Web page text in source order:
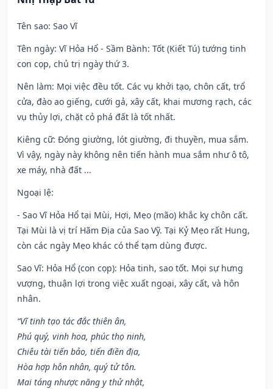
Tên sao: Sao Vĩ
Tên ngày: Vĩ Hỏa Hổ - Sầm Bành: Tốt (Kiết Tú) tướng tinh
con cọp, chủ trị ngày thứ 3.
Nên làm: Mọi việc đều tốt. Các vụ khởi tạo, chôn cất, trổ
cửa, đào ao giếng, cưới gả, xây cất, khai mương rạch, các
vụ thủy lợi, chặt cỏ phá đất là tốt nhất.
Kiêng cữ: Đóng giường, lót giường, đi thuyền, mua sắm.
Vì vậy, ngày này không nên tiến hành mua sắm như ô tô,
xe máy, nhà đất ...
Ngoại lệ:
- Sao Vĩ Hỏa Hổ tại Mùi, Hợi, Mẹo (mão) khắc kỵ chôn cất.
Tại Mùi là vị trí Hãm Địa của Sao Vỹ. Tại Kỷ Mẹo rất Hung,
còn các ngày Mẹo khác có thể tạm dùng được.
Sao Vĩ: Hỏa Hổ (con cọp): Hỏa tinh, sao tốt. Mọi sự hưng
vượng, thuận lợi trong việc xuất ngoại, xây cất, và hôn
nhân.
“Vĩ tinh tạo tác đắc thiên ân,
Phú quý, vinh hoa, phúc thọ ninh,
Chiêu tài tiến bảo, tiến điền địa,
Hòa hợp hôn nhân, quý tử tôn.
Mai táng nhược năng y thử nhật,